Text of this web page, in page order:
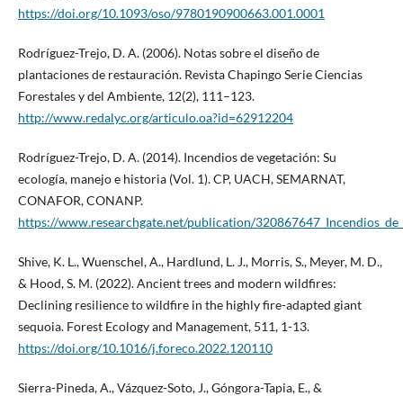
https://doi.org/10.1093/oso/9780190900663.001.0001
Rodríguez-Trejo, D. A. (2006). Notas sobre el diseño de
plantaciones de restauración. Revista Chapingo Serie Ciencias
Forestales y del Ambiente, 12(2), 111–123.
http://www.redalyc.org/articulo.oa?id=62912204
Rodríguez-Trejo, D. A. (2014). Incendios de vegetación: Su
ecología, manejo e historia (Vol. 1). CP, UACH, SEMARNAT,
CONAFOR, CONANP.
https://www.researchgate.net/publication/
Shive, K. L., Wuenschel, A., Hardlund, L. J., Morris, S., Meyer, M. D.,
& Hood, S. M. (2022). Ancient trees and modern wildfires:
Declining resilience to wildfire in the highly fire-adapted giant
sequoia. Forest Ecology and Management, 511, 1-13.
https://doi.org/10.1016/j.foreco.2022.120110
Sierra-Pineda, A., Vázquez-Soto, J., Góngora-Tapia, E., &